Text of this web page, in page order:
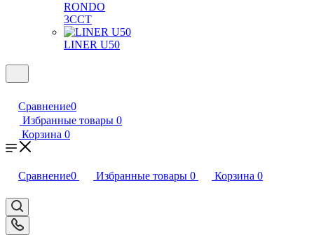
RONDO
3CCT
LINER U50
Сравнение0
Избранные товары 0
Корзина 0
Сравнение0 Избранные товары 0 Корзина 0